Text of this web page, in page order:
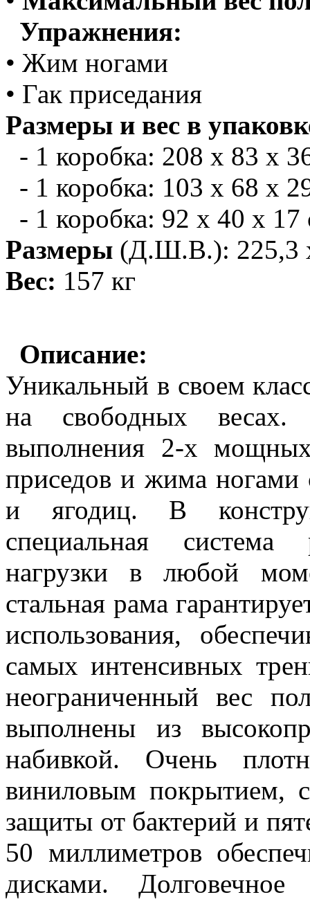
Упражнения:
• Жим ногами
• Гак приседания
Размеры и вес в
- 1 коробка: 208 х 83 х
- 1 коробка: 103 х 68 х
- 1 коробка: 92 х 40 х 17
Размеры (Д.Ш.В.): 225,3
Вес: 157 кг
Описание:
Уникальный в своем
на свободных весах.
выполнения 2-х
приседов и жима
и ягодиц. В
специальная система
нагрузки в любой
стальная рама
использования,
самых интенсивных
неограниченный вес
выполнены из
набивкой. Очень
виниловым покрытием,
защиты от бактерий и
50 миллиметров
дисками. Долговечное